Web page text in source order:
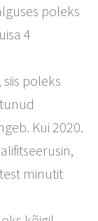
poleks
4
poleks
Kui 2020.
minutit